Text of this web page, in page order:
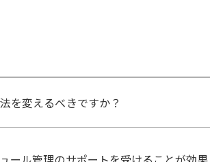
を変えるべきですか？